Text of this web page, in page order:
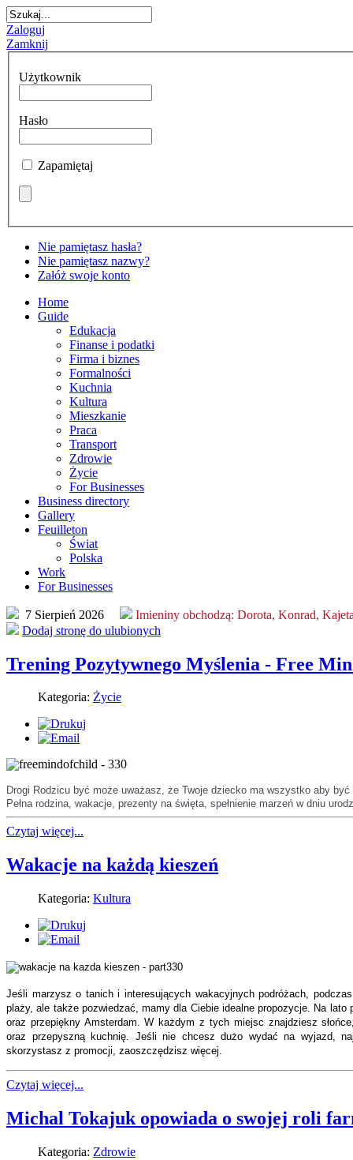
Zaloguj
Zamknij
Użytkownik
Hasło
Zapamiętaj
Nie pamiętasz hasła?
Nie pamiętasz nazwy?
Załóż swoje konto
Home
Guide
Edukacja
Finanse i podatki
Firma i biznes
Formalności
Kuchnia
Kultura
Mieszkanie
Praca
Transport
Zdrowie
Życie
For Businesses
Business directory
Gallery
Feuilleton
Świat
Polska
Work
For Businesses
7 Sierpień 2026 Imieniny obchodzą: Dorota, Konrad,
Dodaj stronę do ulubionych
Trening Pozytywnego Myślenia - Free
Kategoria: Życie
Drogi Rodzicu być może uważasz, że Twoje dziecko ma wszystko aby być
Pełna rodzina, wakacje, prezenty na święta, spełnienie marzeń w dniu
Czytaj więcej...
Wakacje na każdą kieszeń
Kategoria: Kultura
Jeśli marzysz o tanich i interesujących wakacyjnych podróżach,
plaży, ale także pozwiedzać, mamy dla Ciebie idealne propozycje. Na lato
oraz przepiękny Amsterdam. W każdym z tych miejsc znajdziesz
oraz przepyszną kuchnię. Jeśli nie chcesz dużo wydać na wyjazd,
skorzystasz z promocji, zaoszczędzisz więcej.
Czytaj więcej...
Michal Tokajuk opowiada o swojej roli
Kategoria: Zdrowie